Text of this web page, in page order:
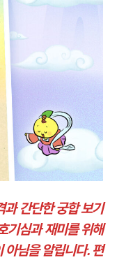
과 간단한 궁합 보기
기심과 재미를 위해
아님을 알립니다. 편